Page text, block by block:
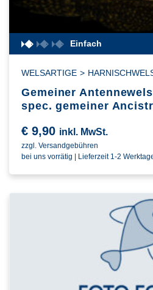
Einfach
WELSARTIGE >
Gemeiner
spec. gemeiner
€ 9,90 inkl. MwSt.
zzgl. Versandgebühren
bei uns vorrätig | Lieferzeit 1-2